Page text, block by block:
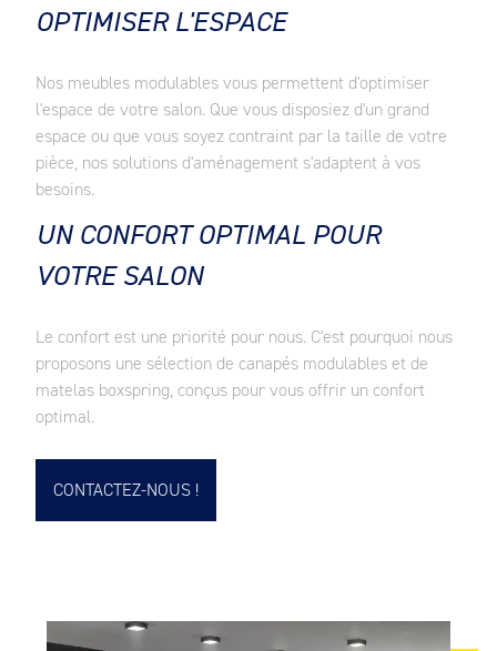
OPTIMISER L'ESPACE
Nos meubles modulables vous permettent d'optimiser
l'espace de votre salon. Que vous disposiez d'un grand
espace ou que vous soyez contraint par la taille de votre
pièce, nos solutions d'aménagement s'adaptent à vos
besoins.
UN CONFORT OPTIMAL POUR
VOTRE SALON
Le confort est une priorité pour nous. C'est pourquoi nous
proposons une sélection de canapés modulables et de
matelas boxspring, conçus pour vous offrir un confort
optimal.
CONTACTEZ-NOUS !